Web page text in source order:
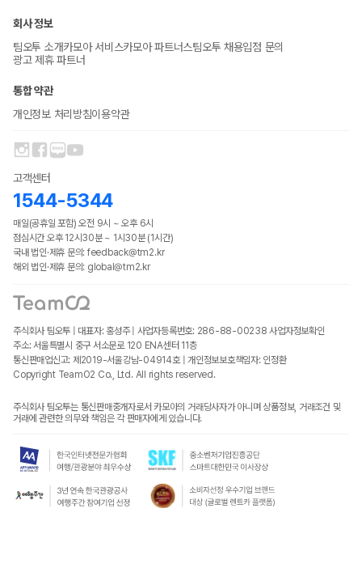
회사 정보
팀오투 소개카모아 서비스카모아 파트너스팀오투 채용입점 문의
광고 제휴 파트너
통합 약관
개인정보 처리방침이용약관
고객센터
1544-5344
매일(공휴일 포함) 오전 9시 ~ 오후 6시
점심시간 오후 12시30분 ~ 1시30분 (1시간)
국내 법인·제휴 문의: feedback@tm2.kr
해외 법인·제휴 문의: global@tm2.kr
주식회사 팀오투 | 대표자: 홍성주 | 사업자등록번호: 286-88-00238 사업자정보확인
주소: 서울특별시 중구 서소문로 120 ENA센터 11층
통신판매업신고: 제2019-서울강남-04914호 | 개인정보보호책임자: 인정환
Copyright TeamO2 Co., Ltd. All rights reserved.
주식회사 팀오투는 통신판매중개자로서 카모아의 거래당사자가 아니며 상품정보, 거래조건 및
거래에 관련한 의무와 책임은 각 판매자에게 있습니다.